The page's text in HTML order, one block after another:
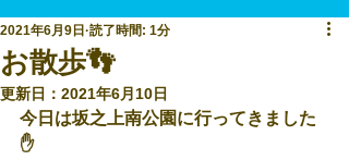
お散歩👣
2021年6月9日 読了時間: 1分
更新日： 2021年6月10日
今日は坂之上南公園に行ってきました
✋